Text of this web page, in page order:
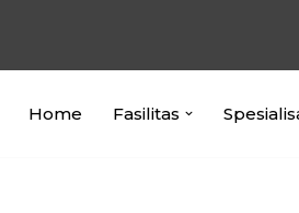
Home Fasilitas